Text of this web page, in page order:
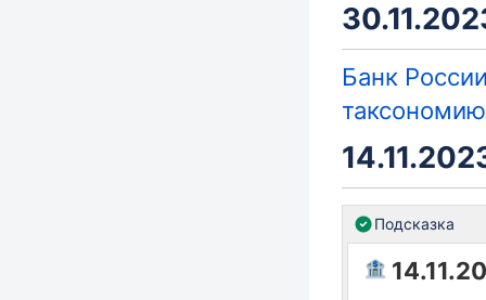
Банк
Подсказка